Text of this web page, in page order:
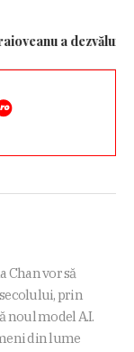
a dezvăluit ce
Chan vor să
prin
noul model A.I.
din lume